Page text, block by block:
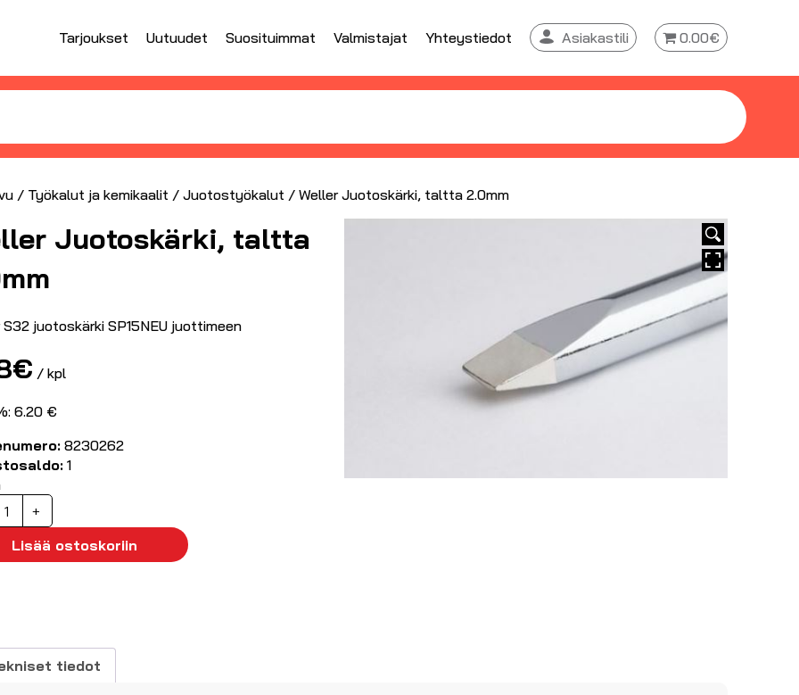
Tarjoukset Uutuudet Suosituimmat Valmistajat Yhteystiedot Asiakastili 0.00€
/ Työkalut ja kemikaalit / Juotostyökalut / Weller Juotoskärki, taltta 2.0mm
Juotoskärki, taltta
S32 juotoskärki SP15NEU juottimeen
€ / kpl
6.20 €
8230262
1
+
Lisää ostoskoriin
tiedot